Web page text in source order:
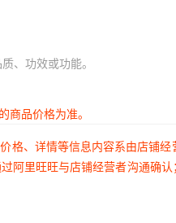
、功效或功能。
品价格为准。
、详情等信息内容系由店铺
阿里旺旺与店铺经营者沟通确